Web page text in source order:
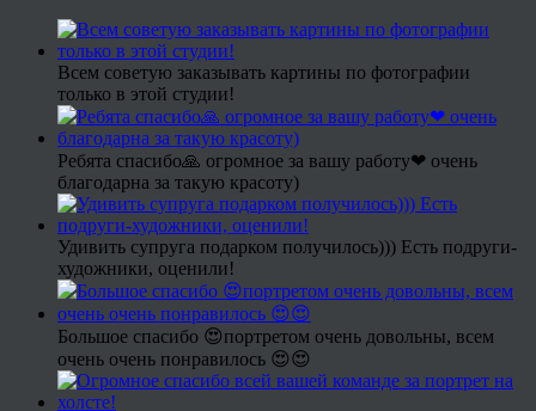
Всем советую заказывать картины по фотографии
только в этой студии!
Ребята спасибо🙏 огромное за вашу работу❤ очень
благодарна за такую красоту)
Удивить супруга подарком получилось))) Есть подруги-
художники, оценили!
Большое спасибо 😍портретом очень довольны, всем
очень очень понравилось 😍😍